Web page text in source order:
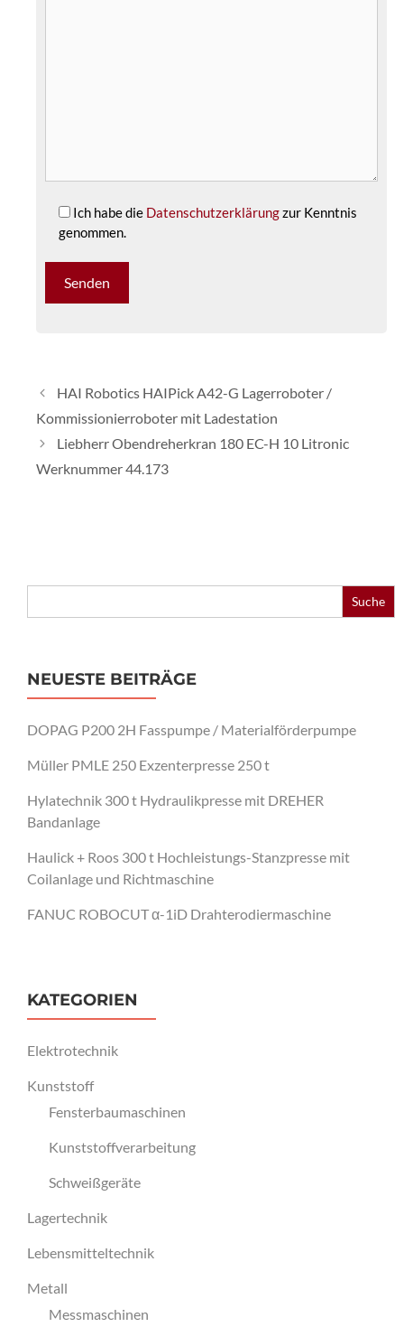
Ich habe die Datenschutzerklärungzur Kenntnis
genommen.
HAI Robotics HAIPick A42-G Lagerroboter /
Kommissionierroboter mit Ladestation
Liebherr Obendreherkran 180 EC-H 10 Litronic
Werknummer 44.173
Search
NEUESTE BEITRÄGE
DOPAG P200 2H Fasspumpe / Materialförderpumpe
Müller PMLE 250 Exzenterpresse 250 t
Hylatechnik 300 t Hydraulikpresse mit DREHER
Bandanlage
Haulick + Roos 300 t Hochleistungs-Stanzpresse mit
Coilanlage und Richtmaschine
FANUC ROBOCUT α-1iD Drahterodiermaschine
KATEGORIEN
Elektrotechnik
Kunststoff
Fensterbaumaschinen
Kunststoffverarbeitung
Schweißgeräte
Lagertechnik
Lebensmitteltechnik
Metall
Messmaschinen